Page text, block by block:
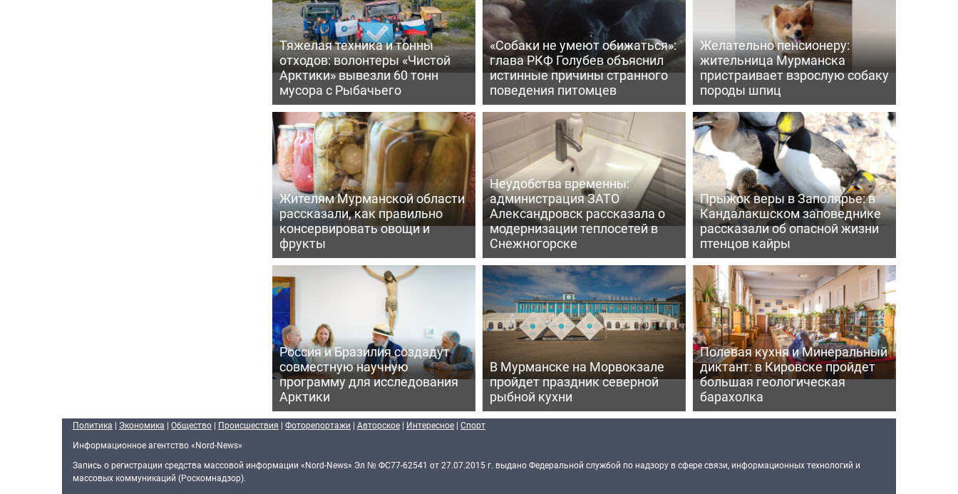
Тяжелая техника и тонны
отходов: волонтеры «Чистой
Арктики» вывезли 60 тонн
мусора с Рыбачьего
«Собаки не умеют обижаться»:
глава РКФ Голубев объяснил
истинные причины странного
поведения питомцев
Желательно пенсионеру:
жительница Мурманска
пристраивает взрослую собаку
породы шпиц
Жителям Мурманской области
рассказали, как правильно
консервировать овощи и
фрукты
Неудобства временны:
администрация ЗАТО
Александровск рассказала о
модернизации теплосетей в
Снежногорске
Прыжок веры в Заполярье: в
Кандалакшском заповеднике
рассказали об опасной жизни
птенцов кайры
Россия и Бразилия создадут
совместную научную
программу для исследования
Арктики
В Мурманске на Морвокзале
пройдет праздник северной
рыбной кухни
Полевая кухня и Минеральный
диктант: в Кировске пройдет
большая геологическая
барахолка
Политика | Экономика | Общество | Происшествия | Фоторепортажи | Авторское | Интересное | Спорт
Информационное агентство «Nord-News»
Запись о регистрации средства массовой информации «Nord-News» Эл № ФС77-62541 от 27.07.2015 г. выдано Федеральной службой по надзору в сфере связи, информационных технологий и
массовых коммуникаций (Роскомнадзор).